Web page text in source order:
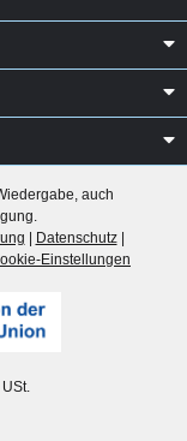
auch
| Datenschutz|
Einstellungen